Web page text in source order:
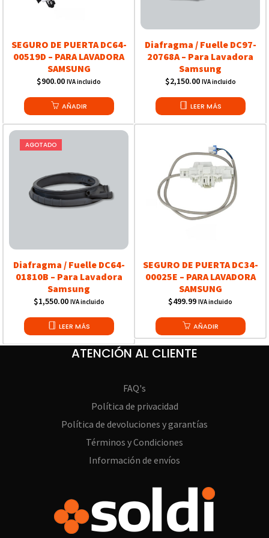
SEGURO DE PUERTA DC64-
00519D – PARA LAVADORA
SAMSUNG
$900.00 IVA incluido
AÑADIR
Diafragma / Fuelle DC97-
20768A – Para Lavadora
Samsung
$2,150.00 IVA incluido
LEER MÁS
AGOTADO
Diafragma / Fuelle DC64-
01810B – Para Lavadora
Samsung
$1,550.00 IVA incluido
LEER MÁS
SEGURO DE PUERTA DC34-
00025E – PARA LAVADORA
SAMSUNG
$499.99 IVA incluido
AÑADIR
ATENCIÓN AL CLIENTE
FAQ's
Política de privacidad
Política de devoluciones y garantías
Términos y Condiciones
Información de envíos